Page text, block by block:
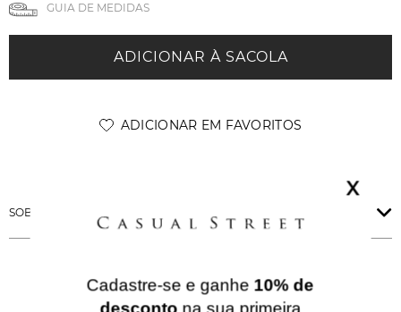
X
Cadastre-se e ganhe 10% de
GUIA DE MEDIDAS
ADICIONAR À SACOLA
SOBRE ESSA PEÇA
QUERIDINHOS